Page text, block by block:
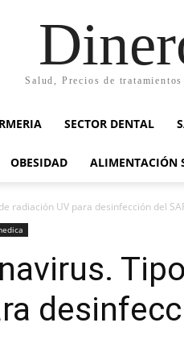
Salud, Precios de
SECTOR DENTAL
OBESIDAD ALIMENTACIÓN
radiación UV para desinfección del